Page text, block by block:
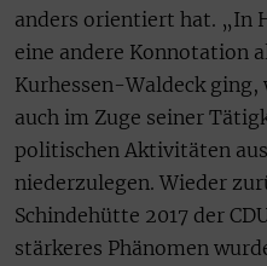
anders orientiert hat. „In
eine andere Konnotation
Kurhessen-Waldeck
auch im Zuge seiner
politischen Aktivitäten
niederzulegen. Wieder
Schindehütte 2017 der
stärkeres Phänomen